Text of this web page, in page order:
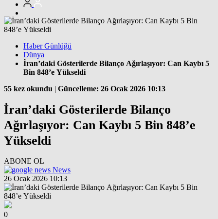
Haber Günlüğü
Dünya
İran’daki Gösterilerde Bilanço Ağırlaşıyor: Can Kaybı 5
Bin 848’e Yükseldi
55 kez okundu | Güncelleme: 26 Ocak 2026 10:13
İran’daki Gösterilerde Bilanço
Ağırlaşıyor: Can Kaybı 5 Bin 848’e
Yükseldi
ABONE OL
News
26 Ocak 2026 10:13
0